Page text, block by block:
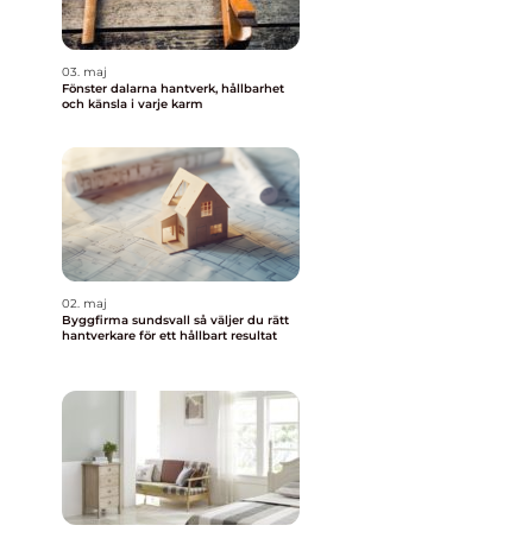
03. maj
Fönster dalarna hantverk, hållbarhet
och känsla i varje karm
02. maj
Byggfirma sundsvall så väljer du rätt
hantverkare för ett hållbart resultat